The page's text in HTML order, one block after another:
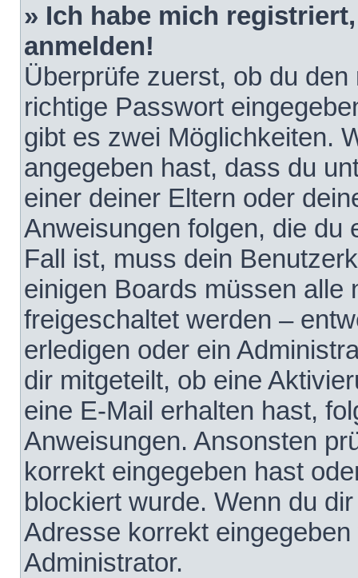
» Ich habe mich
anmelden!
Überprüfe zuerst, ob du
richtige Passwort
gibt es zwei Möglichkeiten.
angegeben hast, dass du
einer deiner Eltern oder
Anweisungen folgen, die du
Fall ist, muss dein
einigen Boards müssen alle
freigeschaltet werden –
erledigen oder ein
dir mitgeteilt, ob eine
eine E-Mail erhalten hast,
Anweisungen. Ansonsten
korrekt eingegeben hast
blockiert wurde. Wenn du
Adresse korrekt
Administrator.